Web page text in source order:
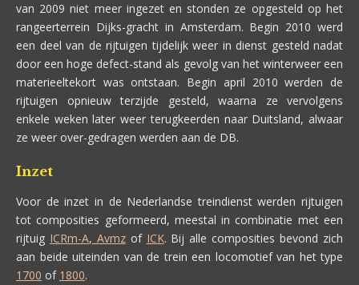
van 2009 niet meer ingezet en stonden ze opgesteld op het
rangeerterrein Dijks-gracht in Amsterdam. Begin 2010 werd
een deel van de rijtuigen tijdelijk weer in dienst gesteld nadat
door een hoge defect-stand als gevolg van het winterweer een
materieeltekort was ontstaan. Begin april 2010 werden de
rijtuigen opnieuw terzijde gesteld, waarna ze vervolgens
enkele weken later weer terugkeerden naar Duitsland, alwaar
ze weer over-gedragen werden aan de DB.
Inzet
Voor de inzet in de Nederlandse treindienst werden rijtuigen
tot composities geformeerd, meestal in combinatie met een
rijtuig ICRm-A, Avmzof ICK. Bij alle composities bevond zich
aan beide uiteinden van de trein een locomotief van het type
1700 of 1800.